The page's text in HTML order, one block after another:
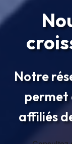
Notre
permet
affiliés